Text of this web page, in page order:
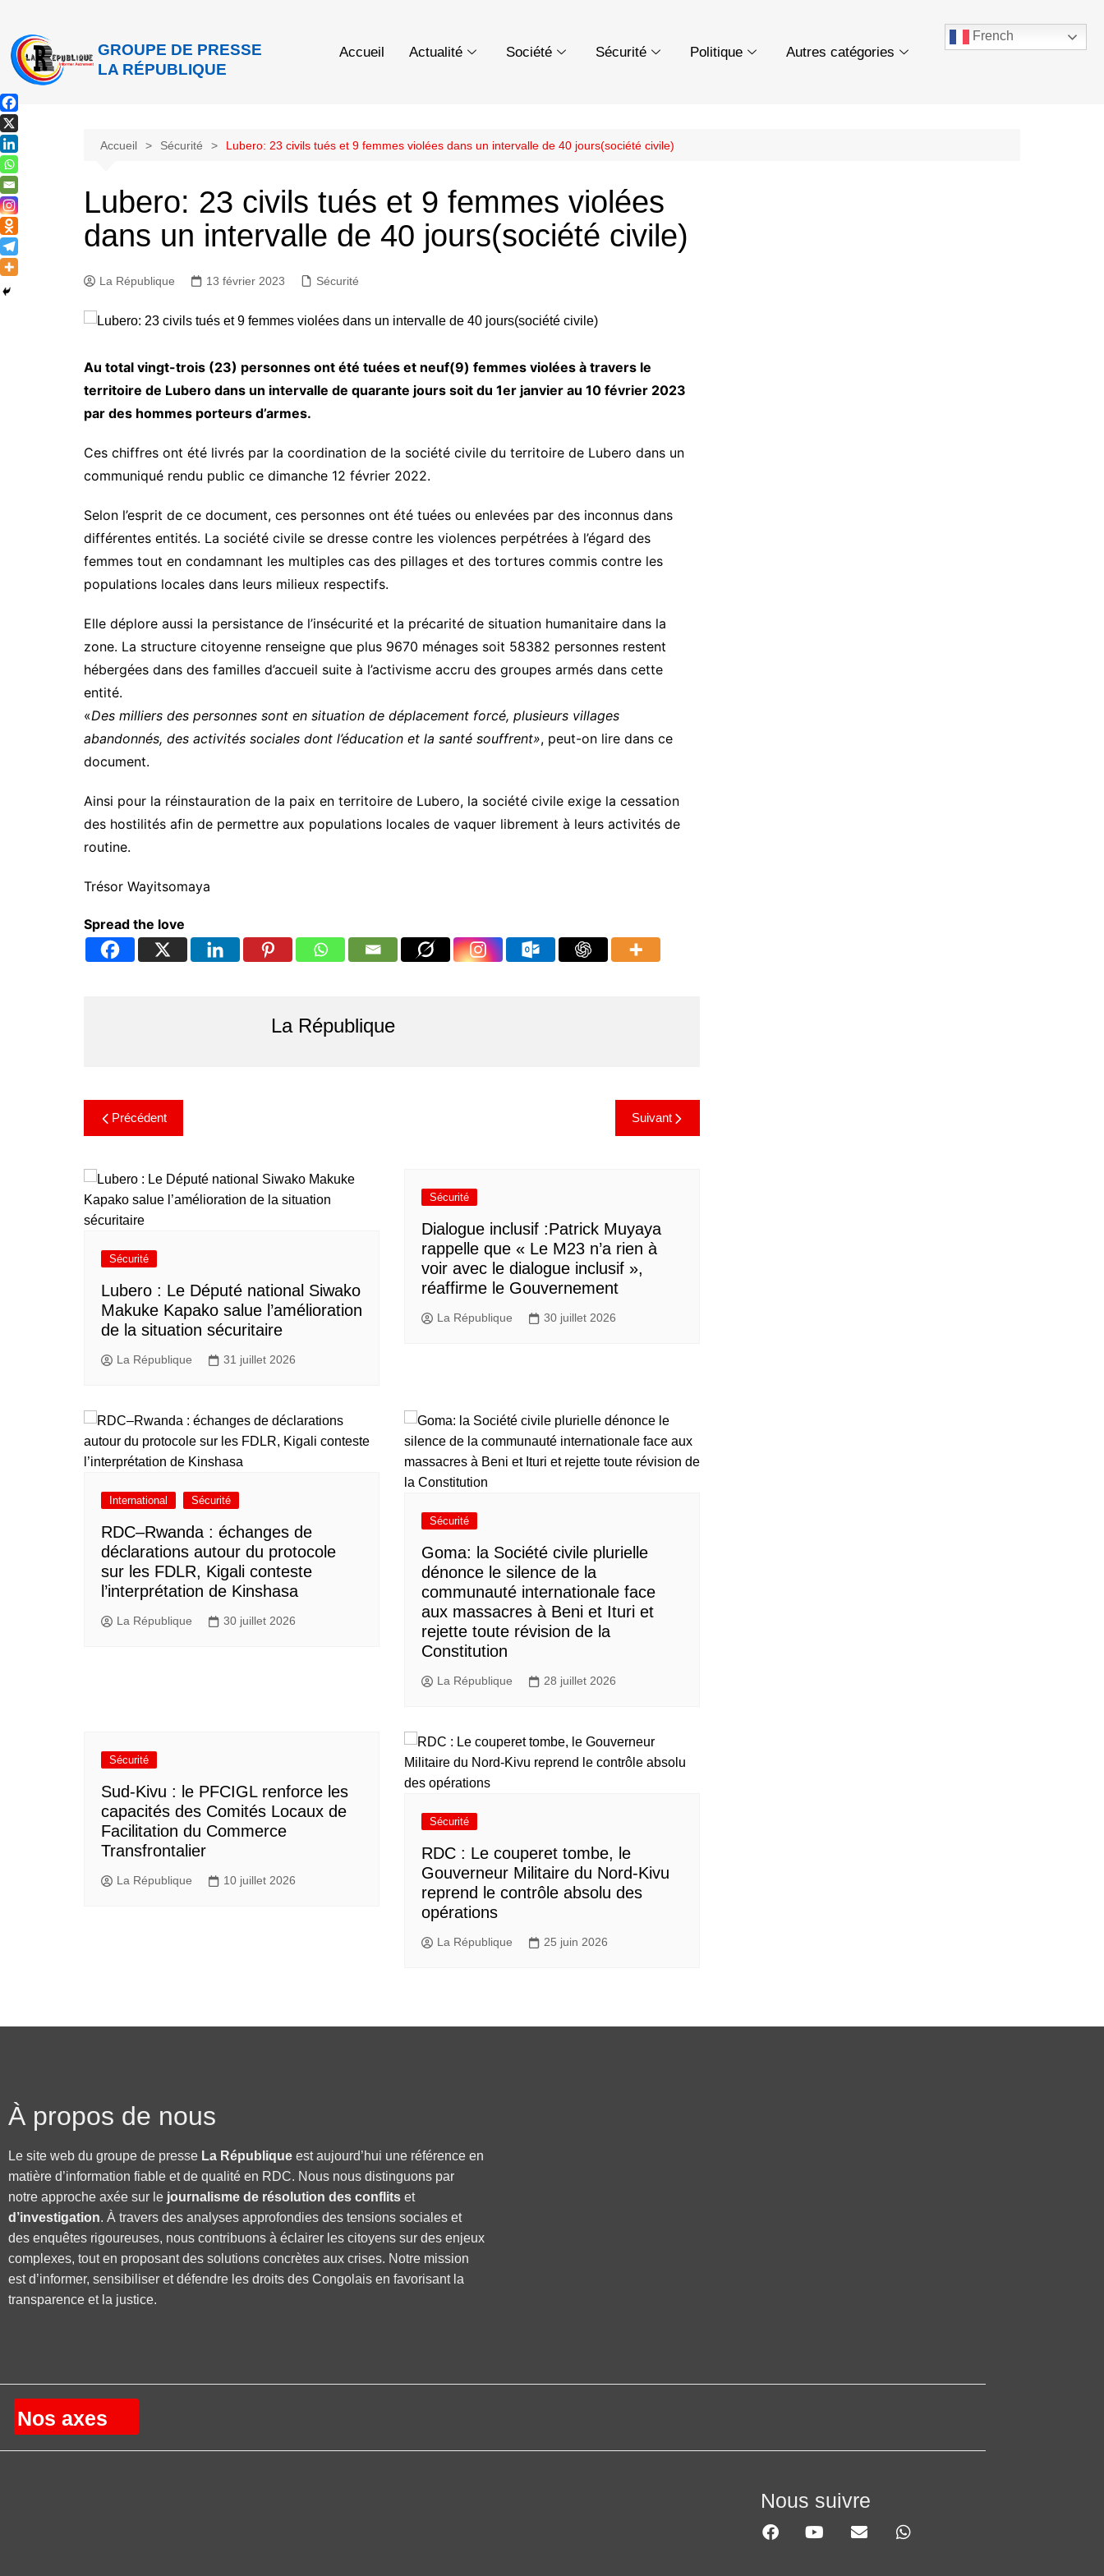
GROUPE DE PRESSE
LA RÉPUBLIQUE
Accueil Actualité Société Sécurité Politique Autres catégories
French
Accueil Sécurité Lubero: 23 civils tués et 9 femmes violées dans un intervalle de 40 jours(société civile)
Lubero: 23 civils tués et 9 femmes violées
dans un intervalle de 40 jours(société civile)
La République 13 février 2023 Sécurité
Au total vingt-trois (23) personnes ont été tuées et neuf(9) femmes violées à travers le
territoire de Lubero dans un intervalle de quarante jours soit du 1er janvier au 10 février 2023
par des hommes porteurs d’armes.
Ces chiffres ont été livrés par la coordination de la société civile du territoire de Lubero dans un
communiqué rendu public ce dimanche 12 février 2022.
Selon l’esprit de ce document, ces personnes ont été tuées ou enlevées par des inconnus dans
différentes entités. La société civile se dresse contre les violences perpétrées à l’égard des
femmes tout en condamnant les multiples cas des pillages et des tortures commis contre les
populations locales dans leurs milieux respectifs.
Elle déplore aussi la persistance de l’insécurité et la précarité de situation humanitaire dans la
zone. La structure citoyenne renseigne que plus 9670 ménages soit 58382 personnes restent
hébergées dans des familles d’accueil suite à l’activisme accru des groupes armés dans cette
entité.
«Des milliers des personnes sont en situation de déplacement forcé, plusieurs villages
abandonnés, des activités sociales dont l’éducation et la santé souffrent», peut-on lire dans ce
document.
Ainsi pour la réinstauration de la paix en territoire de Lubero, la société civile exige la cessation
des hostilités afin de permettre aux populations locales de vaquer librement à leurs activités de
routine.
Trésor Wayitsomaya
Spread the love
La République
Précédent Suivant
Sécurité
Lubero : Le Député national Siwako
Makuke Kapako salue l’amélioration
de la situation sécuritaire
La République 31 juillet 2026
Sécurité
Dialogue inclusif :Patrick Muyaya
rappelle que « Le M23 n’a rien à
voir avec le dialogue inclusif »,
réaffirme le Gouvernement
La République 30 juillet 2026
International Sécurité
RDC–Rwanda : échanges de
déclarations autour du protocole
sur les FDLR, Kigali conteste
l’interprétation de Kinshasa
La République 30 juillet 2026
Sécurité
Goma: la Société civile plurielle
dénonce le silence de la
communauté internationale face
aux massacres à Beni et Ituri et
rejette toute révision de la
Constitution
La République 28 juillet 2026
Sécurité
Sud-Kivu : le PFCIGL renforce les
capacités des Comités Locaux de
Facilitation du Commerce
Transfrontalier
La République 10 juillet 2026
Sécurité
RDC : Le couperet tombe, le
Gouverneur Militaire du Nord-Kivu
reprend le contrôle absolu des
opérations
La République 25 juin 2026
À propos de nous
Le site web du groupe de presse La République est aujourd’hui une référence en
matière d’information fiable et de qualité en RDC. Nous nous distinguons par
notre approche axée sur le journalisme de résolution des conflits et
d’investigation. À travers des analyses approfondies des tensions sociales et
des enquêtes rigoureuses, nous contribuons à éclairer les citoyens sur des enjeux
complexes, tout en proposant des solutions concrètes aux crises. Notre mission
est d’informer, sensibiliser et défendre les droits des Congolais en favorisant la
transparence et la justice.
Nos axes
Nous suivre